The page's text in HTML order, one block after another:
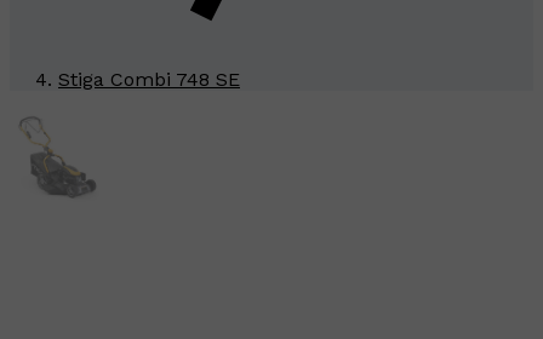
Stiga Combi 748 SE